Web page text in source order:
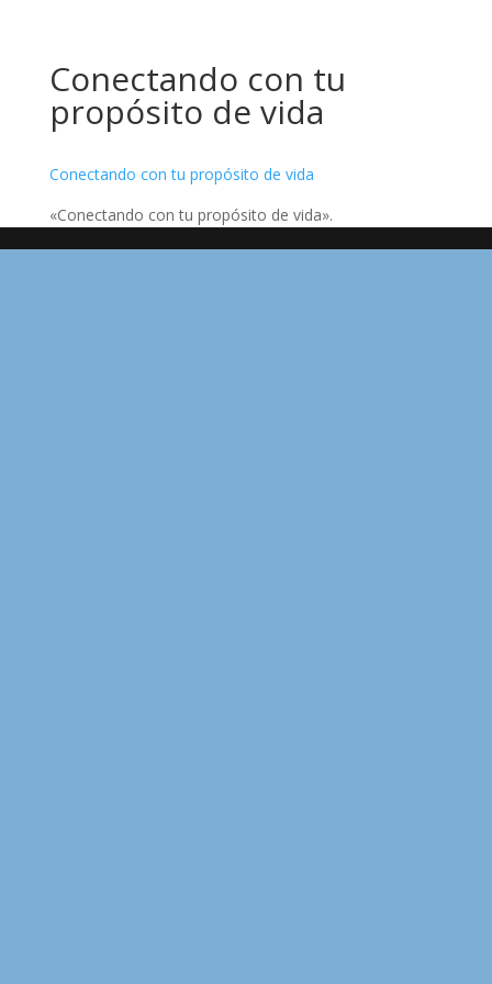
Conectando con tu
propósito de vida
Conectando con tu propósito de vida
«Conectando con tu propósito de vida».